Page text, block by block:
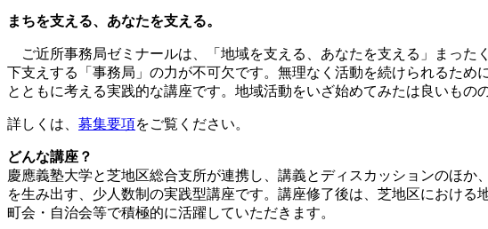
まちを支える、あなたを支える。
ご近所事務局ゼミナールは、「地域を支える、あなたを支える」まった
下支えする「事務局」の力が不可欠です。無理なく活動を続けられるた
とともに考える実践的な講座です。地域活動をいざ始めてみたは良いも
詳しくは、 募集要項をご覧ください。
どんな講座？
慶應義塾大学と芝地区総合支所が連携し、講義とディスカッションのほ
を生み出す、少人数制の実践型講座です。講座修了後は、芝地区におけ
町会・自治会等で積極的に活躍していただきます。